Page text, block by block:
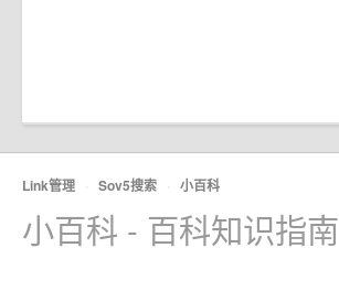
Link管理 · Sov5搜索 · 小百科
小百科 - 百科知识指南